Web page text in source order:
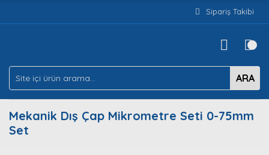
Sipariş Takibi
ARA
Mekanik Dış Çap Mikrometre Seti 0-75mm
Set